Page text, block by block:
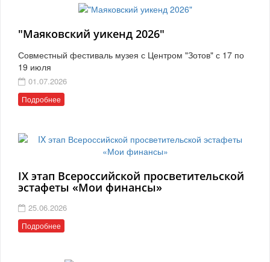
"Маяковский уикенд 2026"
Совместный фестиваль музея с Центром "Зотов" с 17 по
19 июля
01.07.2026
Подробнее
IX этап Всероссийской просветительской
эстафеты «Мои финансы»
25.06.2026
Подробнее